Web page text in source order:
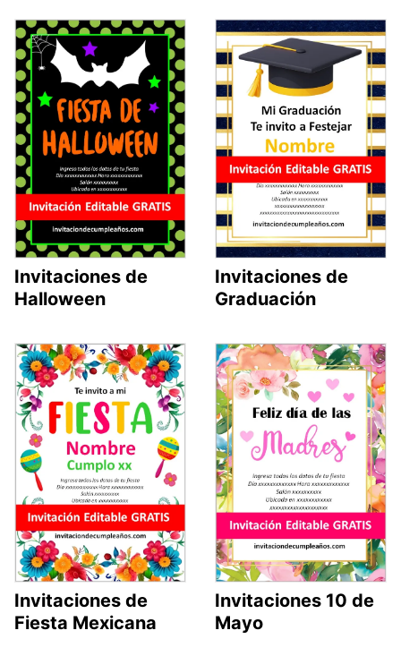
Invitaciones de
Halloween
Invitaciones de
Graduación
Invitaciones de
Fiesta Mexicana
Invitaciones 10 de
Mayo